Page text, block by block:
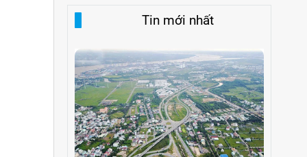
Tin mới nhất